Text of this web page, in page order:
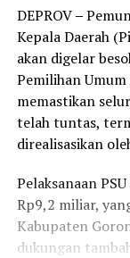
DEPROV–
Kepala Daerah
akan digelar
Pemilihan
memastikan
telah tuntas,
direalisasikan
Pelaksanaan
Rp9,2 miliar,
Kabupaten
dukungan